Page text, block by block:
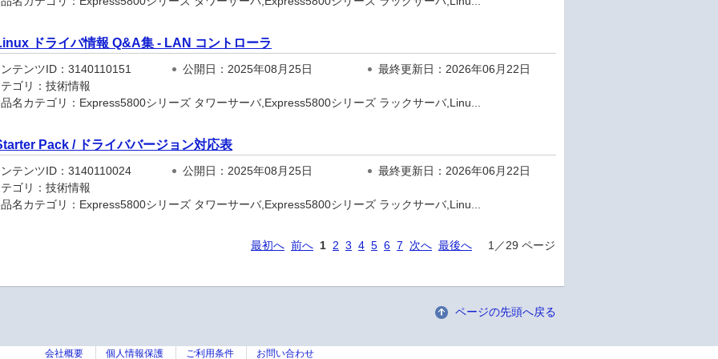
ドライバ情報 Q&A集 - LAN コントローラ
テンツID：3140110151 公開日：2025年08月25日
最終更新日：2026年06月22日
ゴリ：技術情報
名カテゴリ：Express5800シリーズ タワーサーバ,Express5800シリーズ ラックサーバ,Linu...
Pack / ドライババージョン対応表
テンツID：3140110024 公開日：2025年08月25日
最終更新日：2026年06月22日
ゴリ：技術情報
名カテゴリ：Express5800シリーズ タワーサーバ,Express5800シリーズ ラックサーバ,Linu...
最初へ 前へ 1 2 3 4 5 6 7 次へ 最後へ 1／29 ページ
ページの先頭へ戻る
会社概要 個人情報保護 ご利用条件 お問い合わせ